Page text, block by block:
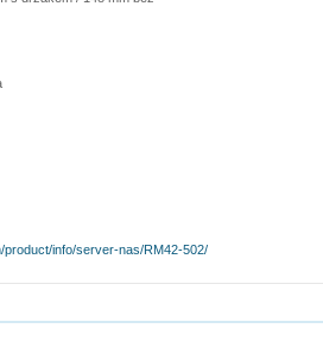
info/server-nas/RM42-502/